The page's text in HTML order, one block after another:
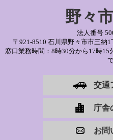
野々
法人番号
〒921-8510 石川県野々市市三納1
窓口業務時間：8時30分から17時15
交通
庁舎
お問